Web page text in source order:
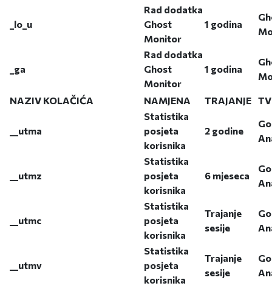
_lo_u
Rad dodatka
Ghost
Monitor
1 godina
_ga
Rad dodatka
Ghost
Monitor
1 godina
NAZIV KOLAČIĆA NAMJENA TRAJANJE
__utma
Statistika
posjeta
korisnika
2 godine
__utmz
Statistika
posjeta
korisnika
6 mjeseca
__utmc
Statistika
posjeta
korisnika
Trajanje
sesije
__utmv
Statistika
posjeta
korisnika
Trajanje
sesije